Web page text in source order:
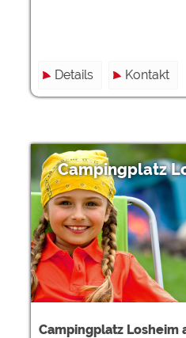
Details Kontakt
Campingplatz
Campingplatz Losheim